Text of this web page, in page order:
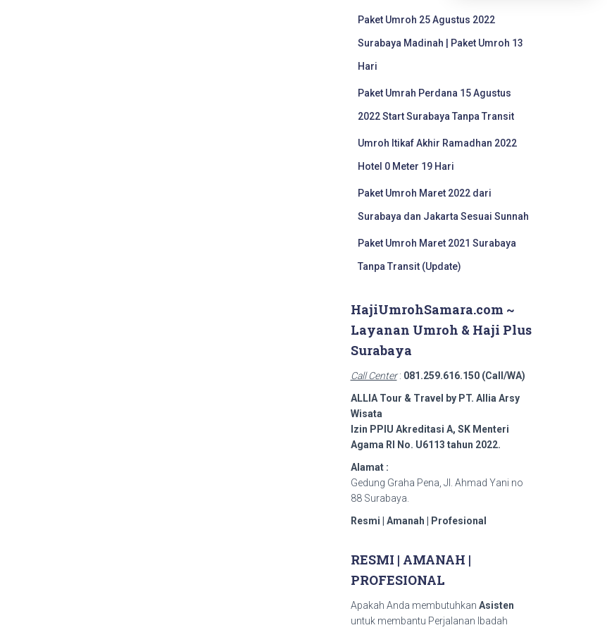
Paket Umroh 25 Agustus 2022
Surabaya Madinah | Paket Umroh 13
Hari
Paket Umrah Perdana 15 Agustus
2022 Start Surabaya Tanpa Transit
Umroh Itikaf Akhir Ramadhan 2022
Hotel 0 Meter 19 Hari
Paket Umroh Maret 2022 dari
Surabaya dan Jakarta Sesuai Sunnah
Paket Umroh Maret 2021 Surabaya
Tanpa Transit (Update)
HajiUmrohSamara.com ~
Layanan Umroh & Haji Plus
Surabaya
Call Center: 081.259.616.150 (Call/WA)
ALLIA Tour & Travel by PT. Allia Arsy
Wisata
Izin PPIU Akreditasi A, SK Menteri
Agama RI No. U6113 tahun 2022.
Alamat :
Gedung Graha Pena, Jl. Ahmad Yani no
88 Surabaya.
Resmi | Amanah | Profesional
RESMI | AMANAH |
PROFESIONAL
Apakah Anda membutuhkan Asisten
untuk membantu Perjalanan Ibadah